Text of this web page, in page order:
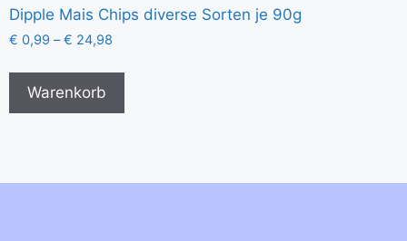
Dipple Mais Chips diverse Sorten je 90g
€ 0,99 –€ 24,98
Warenkorb